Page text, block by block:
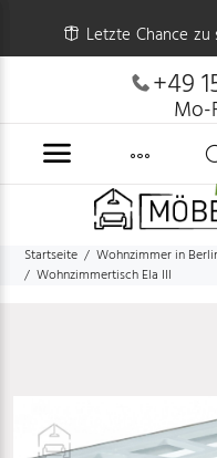
Letzte Chance zu
+49
Mo-
Startseite Wohnzimmer in
Wohnzimmertisch Ela III